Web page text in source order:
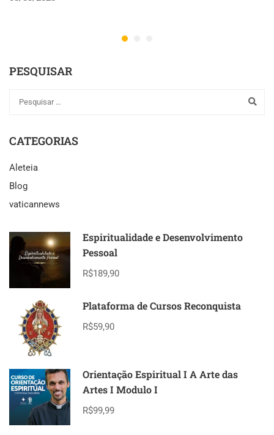
PESQUISAR
CATEGORIAS
Aleteia
Blog
vaticannews
Espiritualidade e Desenvolvimento
Pessoal
R$189,90
Plataforma de Cursos Reconquista
R$59,90
Orientação Espiritual I A Arte das
Artes I Modulo I
R$99,99